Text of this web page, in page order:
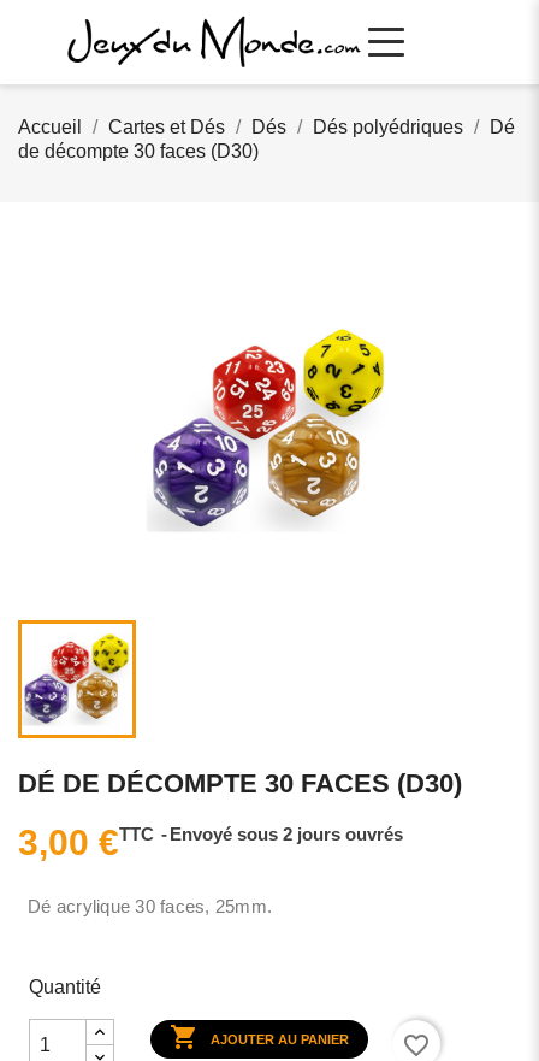
Accueil Cartes et Dés Dés Dés polyédriques
Dé
de décompte 30 faces (D30)
DÉ DE DÉCOMPTE 30 FACES (D30)
3,00 €TTC Envoyé sous 2 jours ouvrés
Dé acrylique 30 faces, 25mm.
Quantité
 AJOUTER AU PANIER favorite_border